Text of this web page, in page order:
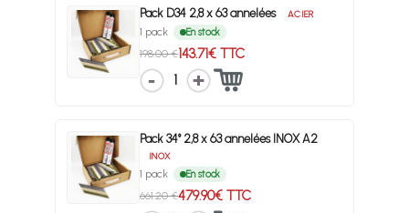
Pack D34 2,8 x 63 annelées ACIER
1 pack En stock
198.00 €143.71€ TTC
1
Pack 34° 2,8 x 63 annelées INOX A2
INOX
1 pack En stock
661.20 €479.90€ TTC